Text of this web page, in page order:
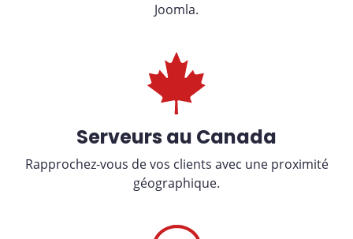
Joomla.
Serveurs au Canada
Rapprochez-vous de vos clients avec une proximité
géographique.